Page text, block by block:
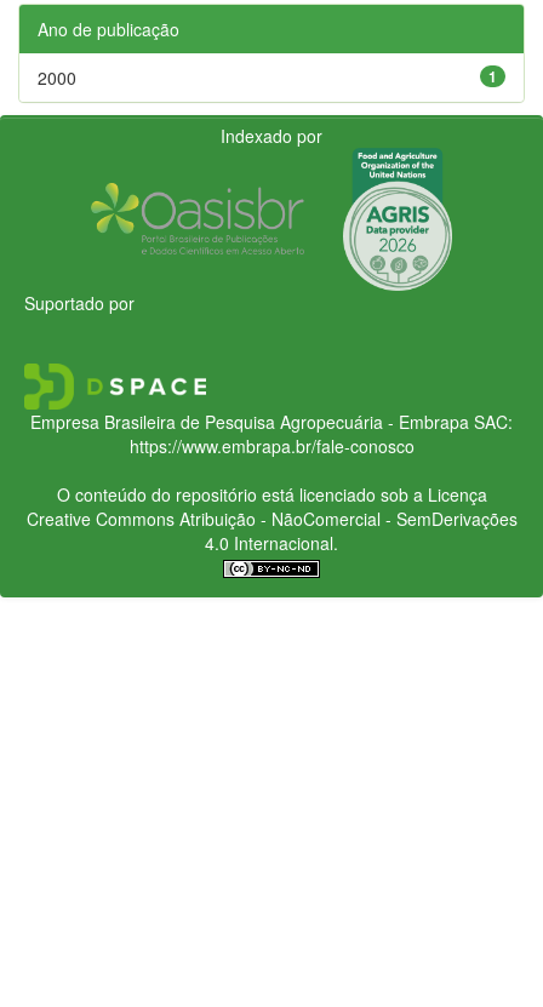
Ano de publicação
1
2000
Indexado por
Suportado por
Empresa Brasileira de Pesquisa Agropecuária - Embrapa SAC:
https://www.embrapa.br/fale-conosco
O conteúdo do repositório está licenciado sob a Licença
Creative CommonsAtribuição - NãoComercial - SemDerivações
4.0 Internacional.